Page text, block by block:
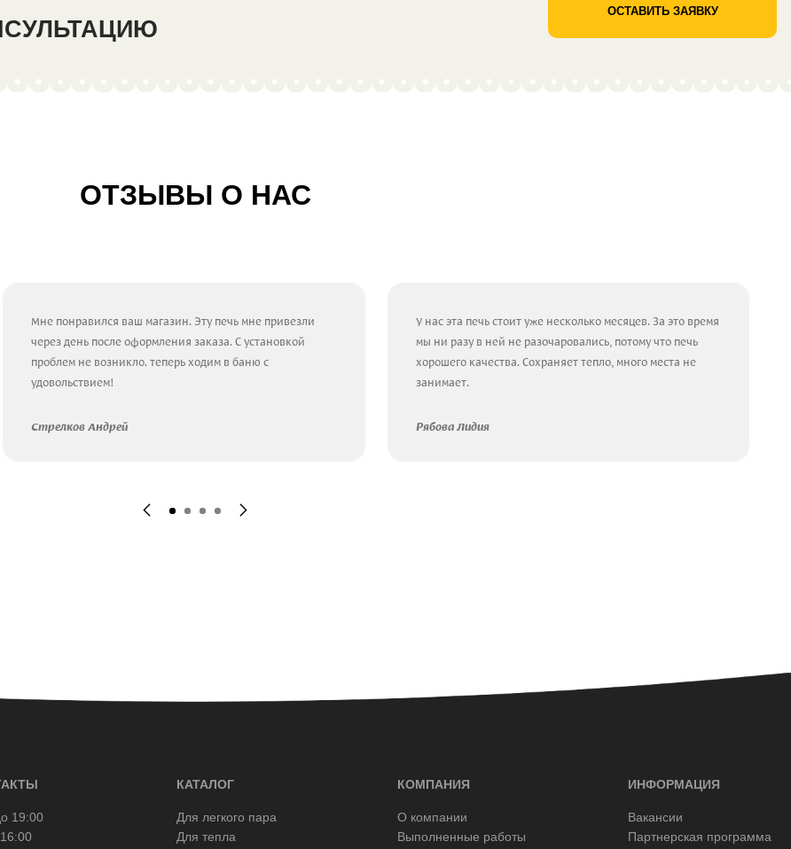
ОСТАВИТЬ ЗАЯВКУ
ОТЗЫВЫ О НАС
Мне понравился ваш магазин. Эту печь мне привезли
через день после оформления заказа. С установкой
проблем не возникло. теперь ходим в баню с
удовольствием!
Стрелков Андрей
У нас эта печь стоит уже несколько месяцев. За это время
мы ни разу в ней не разочаровались, потому что печь
хорошего качества. Сохраняет тепло, много места не
занимает.
Рябова Лидия
19:00
КАТАЛОГ
Для легкого пара
Для тепла
КОМПАНИЯ
О компании
Выполненные работы
ИНФОРМАЦИЯ
Вакансии
Партнерская программа